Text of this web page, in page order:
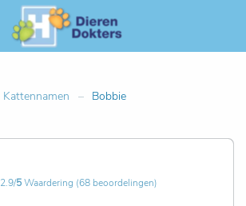
Kattennamen Bobbie
2.9/5Waardering (68 beoordelingen)